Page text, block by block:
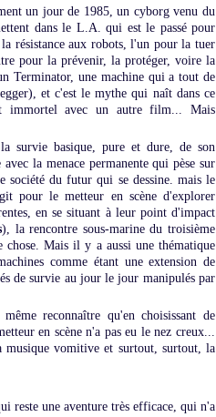
un jour de 1985, un cyborg venu du
dans le L.A. qui est le passé pour
résistance aux robots, l'un pour la tuer
pour la prévenir, la protéger, voire la
Terminator, une machine qui a tout de
et c'est le mythe qui naît dans ce
immortel avec un autre film... Mais
survie basique, pure et dure, de son
la menace permanente qui pèse sur
société du futur qui se dessine. mais le
pour le metteur en scène d'explorer
en se situant à leur point d'impact
), la rencontre sous-marine du troisième
chose. Mais il y a aussi une thématique
comme étant une extension de
de survie au jour le jour manipulés par
reconnaître qu'en choisissant de
en scène n'a pas eu le nez creux...
musique vomitive et surtout, surtout, la
reste une aventure très efficace, qui n'a